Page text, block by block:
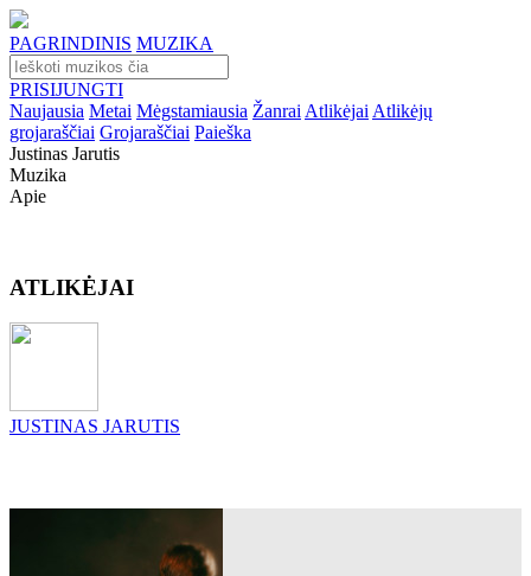
PAGRINDINIS MUZIKA
PRISIJUNGTI
Naujausia Metai Mėgstamiausia Žanrai Atlikėjai Atlikėjų
grojaraščiai Grojaraščiai Paieška
Justinas Jarutis
Muzika
Apie
ATLIKĖJAI
JUSTINAS JARUTIS